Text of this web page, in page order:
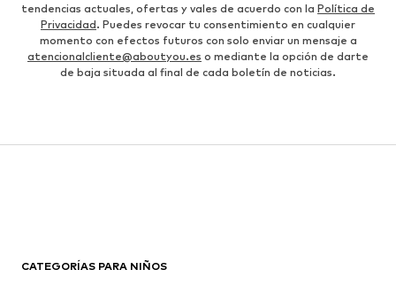
tendencias actuales, ofertas y vales de acuerdo con la Política de
Privacidad. Puedes revocar tu consentimiento en cualquier
momento con efectos futuros con solo enviar un mensaje a
atencionalcliente@aboutyou.es o mediante la opción de darte
de baja situada al final de cada boletín de noticias.
CATEGORÍAS PARA NIÑOS